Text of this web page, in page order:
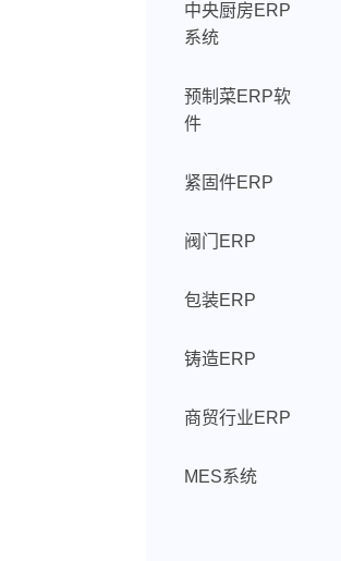
中央厨房ERP
系统
预制菜ERP软
件
紧固件ERP
阀门ERP
包装ERP
铸造ERP
商贸行业ERP
MES系统